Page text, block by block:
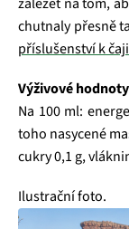
chutnaly přesně
příslušenství k
Výživové hodnoty
Na 100 ml:
toho nasycené
cukry 0,1 g,
Ilustrační foto.